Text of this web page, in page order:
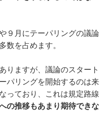
９月にテーパリングの議論
数を占めます。
りますが、議論のスタート
パリングを開始するのは来
っており、これは規定路線
の推移もあまり期待できな